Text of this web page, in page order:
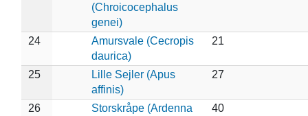
(Chroicocephalus
genei)
24
Amursvale (Cecropis
daurica)
21
25
Lille Sejler (Apus
affinis)
27
26
Storskråpe (Ardenna
40